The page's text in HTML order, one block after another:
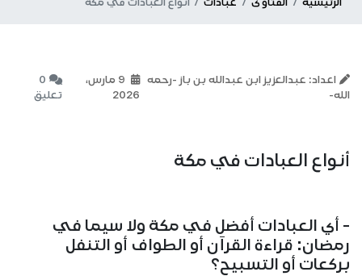
اعداد: عبدالعزيز ابن عبدالله بن باز -رحمه
الله-
9 مارس،
2026
0
تعليق
أنواع العبادات في مكة
- أي العبادات أفضل في مكة ولا سيما في
رمضان: قراءة القرآن أو الطواف أو التنفل
بركعات أو التسبيح؟